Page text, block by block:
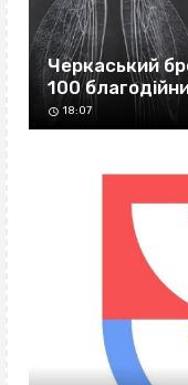
Черкаський
100
18:07